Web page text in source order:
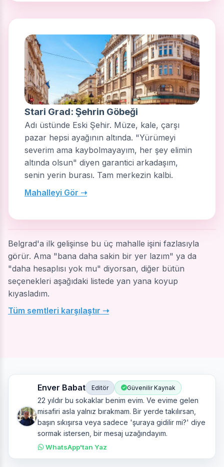
Stari Grad: Şehrin Göbeği
Adı üstünde Eski Şehir. Müze, kale, çarşı
pazar hepsi ayağının altında. "Yürümeyi
severim ama kaybolmayayım, her şey elimin
altında olsun" diyen garantici arkadaşım,
senin yerin burası. Tam merkezin kalbi.
Mahalleyi Gör ➝
Belgrad'a ilk gelişinse bu üç mahalle işini fazlasıyla
görür. Ama "bana daha sakin bir yer lazım" ya da
"daha hesaplısı yok mu" diyorsan, diğer bütün
seçenekleri aşağıdaki listede yan yana koyup
kıyasladım.
Tüm semtleri karşılaştır ➝
Enver Babat Editör Güvenilir Kaynak
22 yıldır bu sokaklar benim evim. Ve evime gelen
misafiri asla yalnız bırakmam. Bir yerde takılırsan,
başın sıkışırsa veya sadece 'şuraya gidilir mi?' diye
sormak istersen, bir mesaj uzağındayım.
WhatsApp'tan Yaz